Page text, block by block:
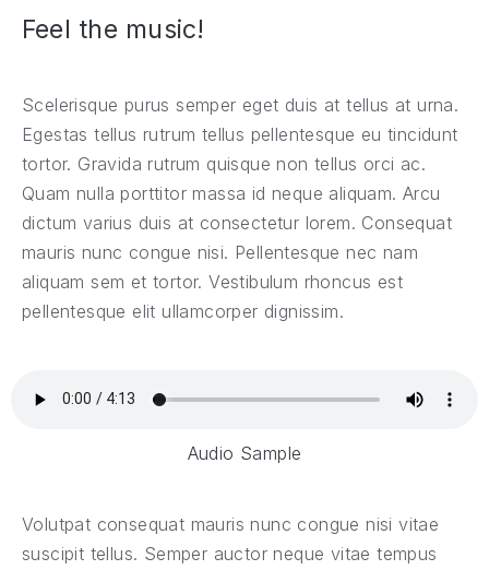
Feel the music!
Scelerisque purus semper eget duis at tellus at urna.
Egestas tellus rutrum tellus pellentesque eu tincidunt
tortor. Gravida rutrum quisque non tellus orci ac.
Quam nulla porttitor massa id neque aliquam. Arcu
dictum varius duis at consectetur lorem. Consequat
mauris nunc congue nisi. Pellentesque nec nam
aliquam sem et tortor. Vestibulum rhoncus est
pellentesque elit ullamcorper dignissim.
Audio Sample
Volutpat consequat mauris nunc congue nisi vitae
suscipit tellus. Semper auctor neque vitae tempus